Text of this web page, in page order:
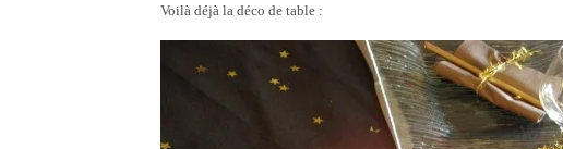
Voilà déjà la déco de table :